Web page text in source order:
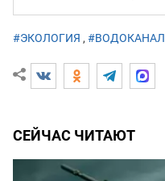
#ЭКОЛОГИЯ , #ВОДОКАНАЛ
СЕЙЧАС ЧИТАЮТ